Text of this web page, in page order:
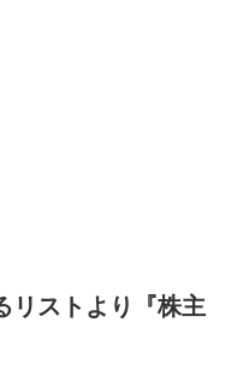
リストより『株主